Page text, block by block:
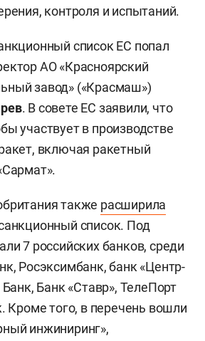
контроля и испытаний.
список ЕС попал
АО «Красноярский
завод» («Красмаш»)
. В совете ЕС заявили, что
участвует в производстве
включая ракетный
также расширила
список. Под
7 российских банков, среди
Росэксимбанк, банк «Центр-
Банк, Банк «Ставр», ТелеПорт
Кроме того, в перечень вошли
инжиниринг»,